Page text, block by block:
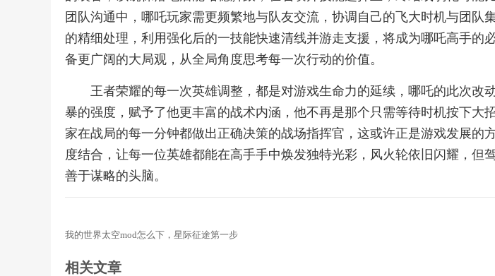
团队沟通中，哪吒玩家需更频繁地与队友交流，协调自己的飞大时机与团队
的精细处理，利用强化后的一技能快速清线并游走支援，将成为哪吒高手的
备更广阔的大局观，从全局角度思考每一次行动的价值。
王者荣耀的每一次英雄调整，都是对游戏生命力的延续，哪吒的此次改
暴的强度，赋予了他更丰富的战术内涵，他不再是那个只需等待时机按下大
家在战局的每一分钟都做出正确决策的战场指挥官，这或许正是游戏发展的
度结合，让每一位英雄都能在高手手中焕发独特光彩，风火轮依旧闪耀，但
善于谋略的头脑。
我的世界太空mod怎么下，星际征途第一步
相关文章